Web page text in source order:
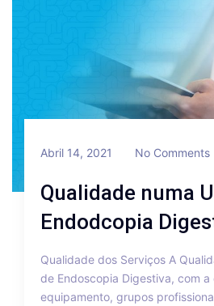
Abril 14, 2021 No Comments
Qualidade numa
Endodcopia
Qualidade dos Serviços A
de Endoscopia Digestiva, com
equipamento, grupos